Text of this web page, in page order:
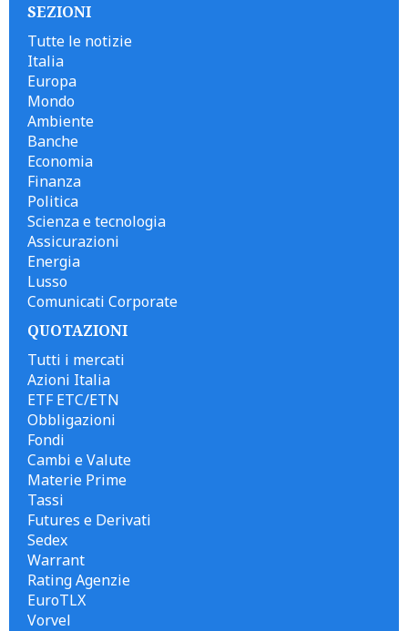
SEZIONI
Tutte le notizie
Italia
Europa
Mondo
Ambiente
Banche
Economia
Finanza
Politica
Scienza e tecnologia
Assicurazioni
Energia
Lusso
Comunicati Corporate
QUOTAZIONI
Tutti i mercati
Azioni Italia
ETF ETC/ETN
Obbligazioni
Fondi
Cambi e Valute
Materie Prime
Tassi
Futures e Derivati
Sedex
Warrant
Rating Agenzie
EuroTLX
Vorvel